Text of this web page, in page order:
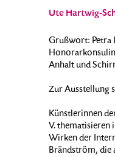
Ute Hartwig-
Grußwort: Petra
Honorarkonsulin
Anhalt und
Zur Ausstellung
Künstlerinnen
V. thematisieren
Wirken der
Brändström, die